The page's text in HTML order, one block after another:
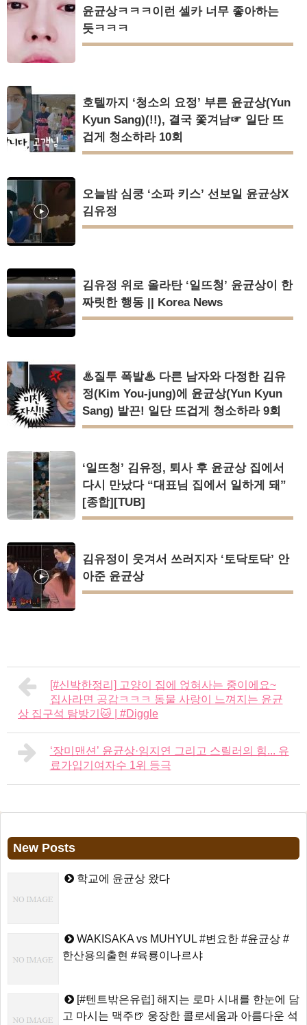
윤균상ㅋㅋㅋ이런 셀카 너무 좋아하는
듯ㅋㅋㅋ
호텔까지 ‘청소의 요정’ 부른 윤균상(Yun
Kyun Sang)(!!), 결국 쫓겨남☞ 일단 뜨
겁게 청소하라 10회
오늘밤 심쿵 ‘소파 키스’ 선보일 윤균상X
김유정
김유정 위로 올라탄 ‘일뜨청’ 윤균상이 한
짜릿한 행동 || Korea News
♨질투 폭발♨ 다른 남자와 다정한 김유
정(Kim You-jung)에 윤균상(Yun Kyun
Sang) 발끈! 일단 뜨겁게 청소하라 9회
‘일뜨청’ 김유정, 퇴사 후 윤균상 집에서
다시 만났다 “대표님 집에서 일하게 돼”
[종합][TUB]
김유정이 웃겨서 쓰러지자 ‘토닥토닥’ 안
아준 윤균상
[#신박한정리] 고양이 집에 얹혀사는 중이에요~
집사라면 공감ㅋㅋㅋ 동물 사랑이 느껴지는 윤균
상 집구석 탐방기🐱 | #Diggle
‘장미맨션’ 윤균상·임지연 그리고 스릴러의 힘... 유
료가입기여자수 1위 등극
New Posts
학교에 윤균상 왔다
WAKISAKA vs MUHYUL #변요한 #윤균상 #
한산용의출현 #육룡이나르샤
[#텐트밖은유럽] 해지는 로마 시내를 한눈에 담
고 마시는 맥주🍺 웅장한 콜로세움과 아름다운 석